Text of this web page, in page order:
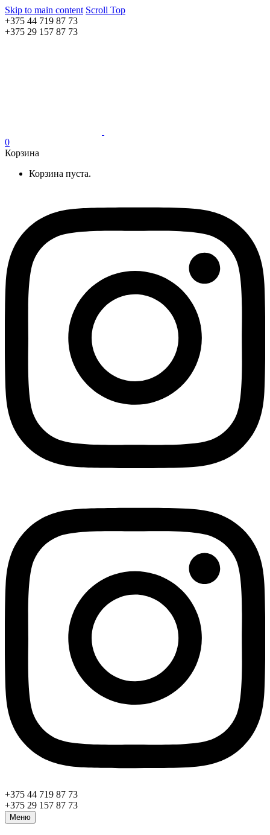
Skip to main content Scroll Top
+375 44 719 87 73
+375 29 157 87 73
0
Корзина
Корзина пуста.
+375 44 719 87 73
+375 29 157 87 73
Меню